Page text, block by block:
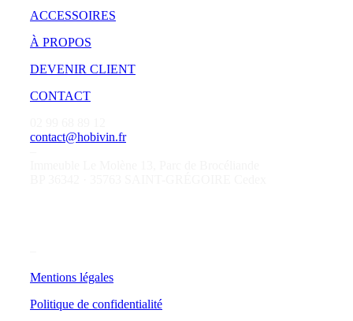
ACCESSOIRES
À PROPOS
DEVENIR CLIENT
CONTACT
contact@hobivin.fr
Mentions légales
Politique de confidentialité